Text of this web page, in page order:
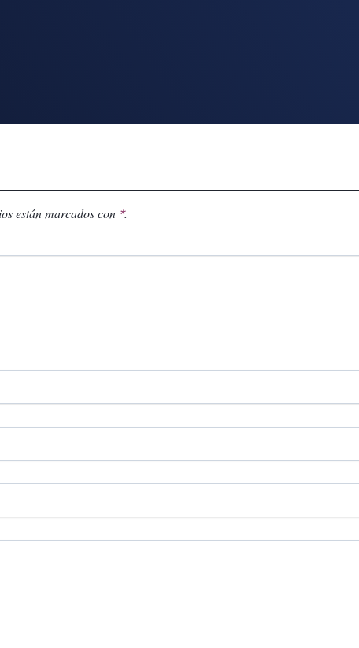
están marcados con *.